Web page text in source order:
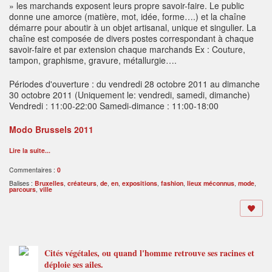
» les marchands exposent leurs propre savoir-faire. Le public
donne une amorce (matière, mot, idée, forme….) et la chaîne
démarre pour aboutir à un objet artisanal, unique et singulier. La
chaîne est composée de divers postes correspondant à chaque
savoir-faire et par extension chaque marchands Ex : Couture,
tampon, graphisme, gravure, métallurgie….
Périodes d'ouverture : du vendredi 28 octobre 2011 au dimanche
30 octobre 2011 (Uniquement le: vendredi, samedi, dimanche)
Vendredi : 11:00-22:00 Samedi-dimance : 11:00-18:00
Modo Brussels 2011
Lire la suite...
Commentaires : 0
Balises : Bruxelles, créateurs, de, en, expositions, fashion, lieux méconnus, mode,
parcours, ville
Cités végétales, ou quand l'homme retrouve ses racines et
déploie ses ailes.